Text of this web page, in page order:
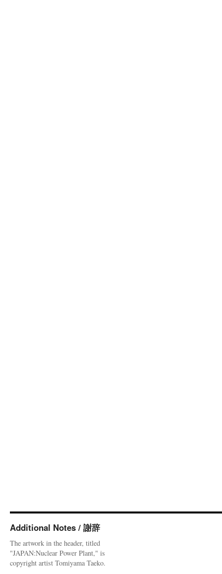
Additional Notes / 謝辞
The artwork in the header, titled
"JAPAN:Nuclear Power Plant," is
copyright artist Tomiyama Taeko.